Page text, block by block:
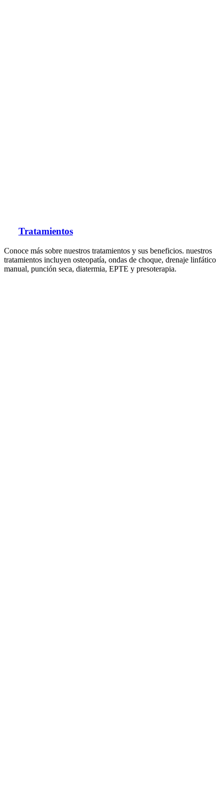
Tratamientos
Conoce más sobre nuestros tratamientos y sus beneficios. nuestros
tratamientos incluyen osteopatía, ondas de choque, drenaje linfático
manual, punción seca, diatermia, EPTE y presoterapia.